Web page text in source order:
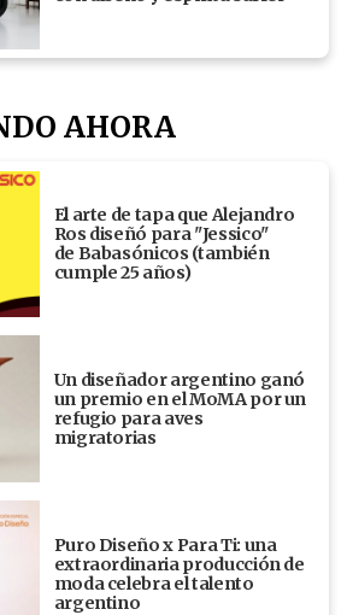
AHORA
El arte de tapa que Alejandro
Ros diseñó para "Jessico"
de Babasónicos (también
cumple 25 años)
Un diseñador argentino ganó
un premio en el MoMA por un
refugio para aves
migratorias
Puro Diseño x Para Ti: una
extraordinaria producción de
moda celebra el talento
argentino